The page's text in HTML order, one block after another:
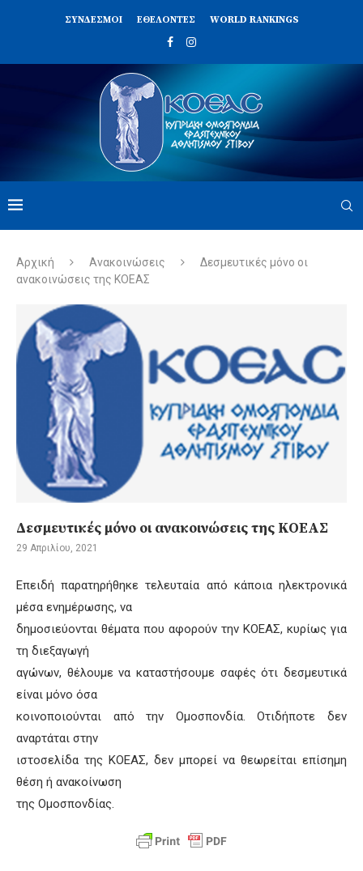
ΣΥΝΔΈΣΜΟΙ ΕΘΕΛΟΝΤΈΣ WORLD RANKINGS
Αρχική Ανακοινώσεις
Δεσμευτικές μόνο οι
ανακοινώσεις της ΚΟΕΑΣ
Δεσμευτικές μόνο οι ανακοινώσεις της ΚΟΕΑΣ
29 Απριλίου, 2021
Επειδή παρατηρήθηκε τελευταία από κάποια ηλεκτρονικά
μέσα ενημέρωσης, να
δημοσιεύονται θέματα που αφορούν την ΚΟΕΑΣ, κυρίως για
τη διεξαγωγή
αγώνων, θέλουμε να καταστήσουμε σαφές ότι δεσμευτικά
είναι μόνο όσα
κοινοποιούνται από την Ομοσπονδία. Οτιδήποτε δεν
αναρτάται στην
ιστοσελίδα της ΚΟΕΑΣ, δεν μπορεί να θεωρείται επίσημη
θέση ή ανακοίνωση
της Ομοσπονδίας.